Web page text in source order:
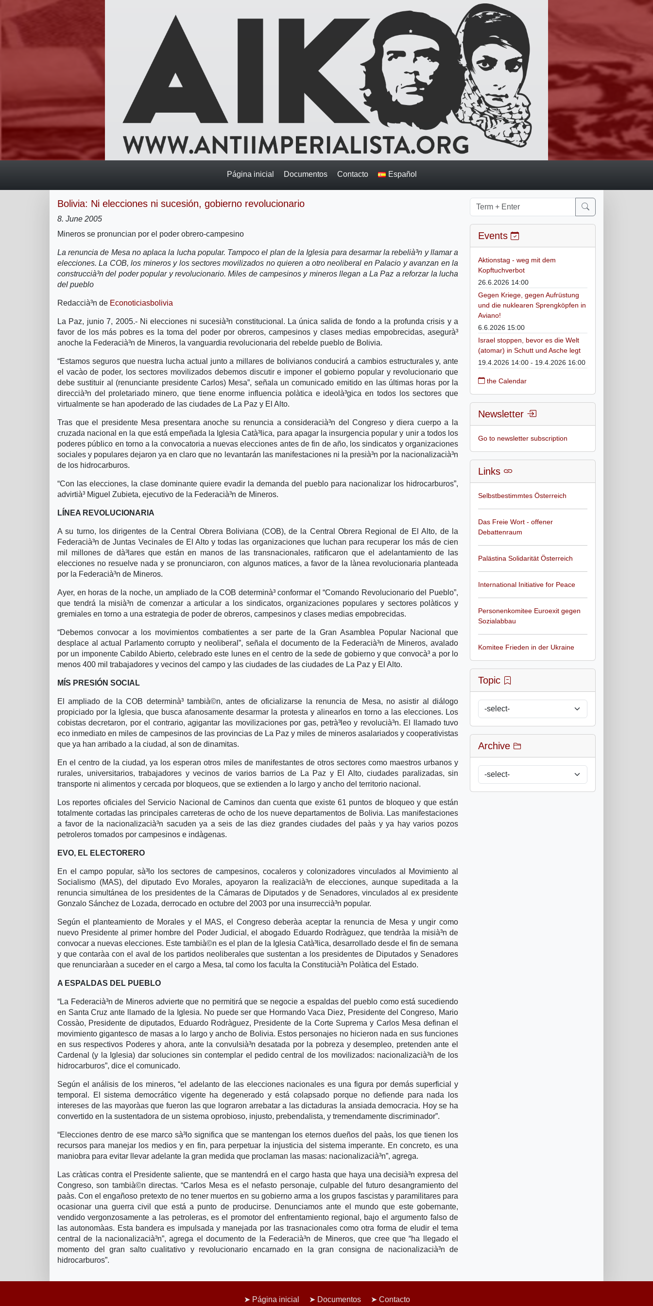
Página inicial Documentos Contacto Español
Bolivia: Ni elecciones ni sucesión, gobierno revolucionario
8. June 2005
Mineros se pronuncian por el poder obrero-campesino
La renuncia de Mesa no aplaca la lucha popular. Tampoco el plan de la Iglesia para desarmar la rebelià³n y llamar a
elecciones. La COB, los mineros y los sectores movilizados no quieren a otro neoliberal en Palacio y avanzan en la
construccià³n del poder popular y revolucionario. Miles de campesinos y mineros llegan a La Paz a reforzar la lucha
del pueblo
Redaccià³n de Econoticiasbolivia
La Paz, junio 7, 2005.- Ni elecciones ni sucesià³n constitucional. La única salida de fondo a la profunda crisis y a
favor de los más pobres es la toma del poder por obreros, campesinos y clases medias empobrecidas, asegurà³
anoche la Federacià³n de Mineros, la vanguardia revolucionaria del rebelde pueblo de Bolivia.
“Estamos seguros que nuestra lucha actual junto a millares de bolivianos conducirá a cambios estructurales y, ante
el vacà­o de poder, los sectores movilizados debemos discutir e imponer el gobierno popular y revolucionario que
debe sustituir al (renunciante presidente Carlos) Mesa”, señala un comunicado emitido en las últimas horas por la
direccià³n del proletariado minero, que tiene enorme influencia polà­tica e ideolà³gica en todos los sectores que
virtualmente se han apoderado de las ciudades de La Paz y El Alto.
Tras que el presidente Mesa presentara anoche su renuncia a consideracià³n del Congreso y diera cuerpo a la
cruzada nacional en la que está empeñada la Iglesia Catà³lica, para apagar la insurgencia popular y unir a todos los
poderes público en torno a la convocatoria a nuevas elecciones antes de fin de año, los sindicatos y organizaciones
sociales y populares dejaron ya en claro que no levantarán las manifestaciones ni la presià³n por la nacionalizacià³n
de los hidrocarburos.
“Con las elecciones, la clase dominante quiere evadir la demanda del pueblo para nacionalizar los hidrocarburos”,
advirtià³ Miguel Zubieta, ejecutivo de la Federacià³n de Mineros.
LÍNEA REVOLUCIONARIA
A su turno, los dirigentes de la Central Obrera Boliviana (COB), de la Central Obrera Regional de El Alto, de la
Federacià³n de Juntas Vecinales de El Alto y todas las organizaciones que luchan para recuperar los más de cien
mil millones de dà³lares que están en manos de las transnacionales, ratificaron que el adelantamiento de las
elecciones no resuelve nada y se pronunciaron, con algunos matices, a favor de la là­nea revolucionaria planteada
por la Federacià³n de Mineros.
Ayer, en horas de la noche, un ampliado de la COB determinà³ conformar el “Comando Revolucionario del Pueblo”,
que tendrá la misià³n de comenzar a articular a los sindicatos, organizaciones populares y sectores polà­ticos y
gremiales en torno a una estrategia de poder de obreros, campesinos y clases medias empobrecidas.
“Debemos convocar a los movimientos combatientes a ser parte de la Gran Asamblea Popular Nacional que
desplace al actual Parlamento corrupto y neoliberal”, señala el documento de la Federacià³n de Mineros, avalado
por un imponente Cabildo Abierto, celebrado este lunes en el centro de la sede de gobierno y que convocà³ a por lo
menos 400 mil trabajadores y vecinos del campo y las ciudades de las ciudades de La Paz y El Alto.
MÍS PRESIÓN SOCIAL
El ampliado de la COB determinà³ tambià©n, antes de oficializarse la renuncia de Mesa, no asistir al diálogo
propiciado por la Iglesia, que busca afanosamente desarmar la protesta y alinearlos en torno a las elecciones. Los
cobistas decretaron, por el contrario, agigantar las movilizaciones por gas, petrà³leo y revolucià³n. El llamado tuvo
eco inmediato en miles de campesinos de las provincias de La Paz y miles de mineros asalariados y cooperativistas
que ya han arribado a la ciudad, al son de dinamitas.
En el centro de la ciudad, ya los esperan otros miles de manifestantes de otros sectores como maestros urbanos y
rurales, universitarios, trabajadores y vecinos de varios barrios de La Paz y El Alto, ciudades paralizadas, sin
transporte ni alimentos y cercada por bloqueos, que se extienden a lo largo y ancho del territorio nacional.
Los reportes oficiales del Servicio Nacional de Caminos dan cuenta que existe 61 puntos de bloqueo y que están
totalmente cortadas las principales carreteras de ocho de los nueve departamentos de Bolivia. Las manifestaciones
a favor de la nacionalizacià³n sacuden ya a seis de las diez grandes ciudades del paà­s y ya hay varios pozos
petroleros tomados por campesinos e indà­genas.
EVO, EL ELECTORERO
En el campo popular, sà³lo los sectores de campesinos, cocaleros y colonizadores vinculados al Movimiento al
Socialismo (MAS), del diputado Evo Morales, apoyaron la realizacià³n de elecciones, aunque supeditada a la
renuncia simultánea de los presidentes de la Cámaras de Diputados y de Senadores, vinculados al ex presidente
Gonzalo Sánchez de Lozada, derrocado en octubre del 2003 por una insurreccià³n popular.
Según el planteamiento de Morales y el MAS, el Congreso deberà­a aceptar la renuncia de Mesa y ungir como
nuevo Presidente al primer hombre del Poder Judicial, el abogado Eduardo Rodrà­guez, que tendrà­a la misià³n de
convocar a nuevas elecciones. Este tambià©n es el plan de la Iglesia Catà³lica, desarrollado desde el fin de semana
y que contarà­a con el aval de los partidos neoliberales que sustentan a los presidentes de Diputados y Senadores
que renunciarà­an a suceder en el cargo a Mesa, tal como los faculta la Constitucià³n Polà­tica del Estado.
A ESPALDAS DEL PUEBLO
“La Federacià³n de Mineros advierte que no permitirá que se negocie a espaldas del pueblo como está sucediendo
en Santa Cruz ante llamado de la Iglesia. No puede ser que Hormando Vaca Diez, Presidente del Congreso, Mario
Cossà­o, Presidente de diputados, Eduardo Rodrà­guez, Presidente de la Corte Suprema y Carlos Mesa definan el
movimiento gigantesco de masas a lo largo y ancho de Bolivia. Estos personajes no hicieron nada en sus funciones
en sus respectivos Poderes y ahora, ante la convulsià³n desatada por la pobreza y desempleo, pretenden ante el
Cardenal (y la Iglesia) dar soluciones sin contemplar el pedido central de los movilizados: nacionalizacià³n de los
hidrocarburos”, dice el comunicado.
Según el análisis de los mineros, “el adelanto de las elecciones nacionales es una figura por demás superficial y
temporal. El sistema democrático vigente ha degenerado y está colapsado porque no defiende para nada los
intereses de las mayorà­as que fueron las que lograron arrebatar a las dictaduras la ansiada democracia. Hoy se ha
convertido en la sustentadora de un sistema oprobioso, injusto, prebendalista, y tremendamente discriminador”.
“Elecciones dentro de ese marco sà³lo significa que se mantengan los eternos dueños del paà­s, los que tienen los
recursos para manejar los medios y en fin, para perpetuar la injusticia del sistema imperante. En concreto, es una
maniobra para evitar llevar adelante la gran medida que proclaman las masas: nacionalizacià³n”, agrega.
Las crà­ticas contra el Presidente saliente, que se mantendrá en el cargo hasta que haya una decisià³n expresa del
Congreso, son tambià©n directas. “Carlos Mesa es el nefasto personaje, culpable del futuro desangramiento del
paà­s. Con el engañoso pretexto de no tener muertos en su gobierno arma a los grupos fascistas y paramilitares para
ocasionar una guerra civil que está a punto de producirse. Denunciamos ante el mundo que este gobernante,
vendido vergonzosamente a las petroleras, es el promotor del enfrentamiento regional, bajo el argumento falso de
las autonomà­as. Esta bandera es impulsada y manejada por las trasnacionales como otra forma de eludir el tema
central de la nacionalizacià³n”, agrega el documento de la Federacià³n de Mineros, que cree que “ha llegado el
momento del gran salto cualitativo y revolucionario encarnado en la gran consigna de nacionalizacià³n de
hidrocarburos”.
Events
Aktionstag - weg mit dem
Kopftuchverbot
26.6.2026 14:00
Gegen Kriege, gegen Aufrüstung
und die nuklearen Sprengköpfen in
Aviano!
6.6.2026 15:00
Israel stoppen, bevor es die Welt
(atomar) in Schutt und Asche legt
19.4.2026 14:00 - 19.4.2026 16:00
the Calendar
Newsletter
Go to newsletter subscription
Links
Selbstbestimmtes Österreich
Das Freie Wort - offener
Debattenraum
Palästina Solidarität Österreich
International Initiative for Peace
Personenkomitee Euroexit gegen
Sozialabbau
Komitee Frieden in der Ukraine
Topic
Archive
Página inicial Documentos Contacto